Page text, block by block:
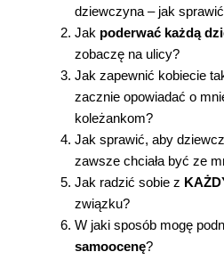
dziewczyna – jak
Jak poderwać każdą
zobaczę na ulicy?
Jak zapewnić kobiecie
zacznie opowiadać o
koleżankom?
Jak sprawić, aby
zawsze chciała być ze
Jak radzić sobie z
związku?
W jaki sposób mogę
samoocenę?